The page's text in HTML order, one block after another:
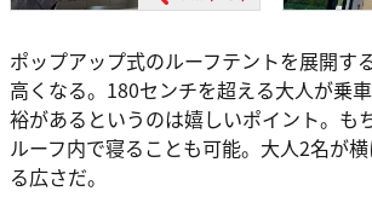
ポップアップ式のルーフテントを展開す
高くなる。180センチを超える大人が乗
裕があるというのは嬉しいポイント。も
ルーフ内で寝ることも可能。大人2名が
る広さだ。